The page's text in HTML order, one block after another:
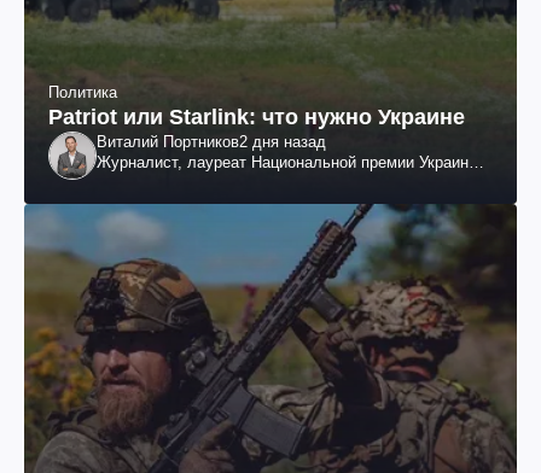
Политика
Patriot или Starlink: что нужно Украине
Виталий Портников2 дня назад
Журналист, лауреат Национальной премии Украины